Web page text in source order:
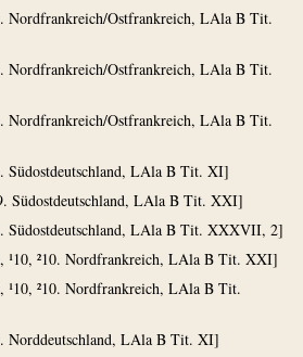
Nordfrankreich/Ostfrankreich, LAla B Tit.
Nordfrankreich/Ostfrankreich, LAla B Tit.
Nordfrankreich/Ostfrankreich, LAla B Tit.
Südostdeutschland, LAla B Tit. XI]
Südostdeutschland, LAla B Tit. XXI]
Südostdeutschland, LAla B Tit. XXXVII, 2]
¹10, ²10. Nordfrankreich, LAla B Tit. XXI]
¹10, ²10. Nordfrankreich, LAla B Tit.
Norddeutschland, LAla B Tit. XI]